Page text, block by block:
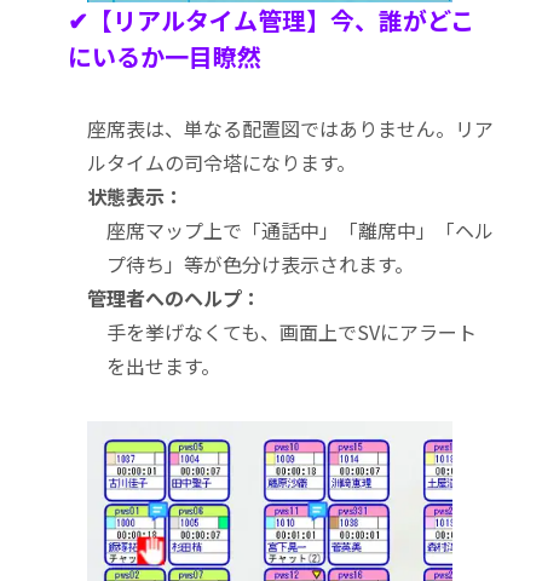
✔【リアルタイム管理】今、誰がどこ
にいるか一目瞭然
座席表は、単なる配置図ではありません。リア
ルタイムの司令塔になります。
状態表示：
座席マップ上で「通話中」「離席中」「ヘル
プ待ち」等が色分け表示されます。
管理者へのヘルプ：
手を挙げなくても、画面上でSVにアラート
を出せます。